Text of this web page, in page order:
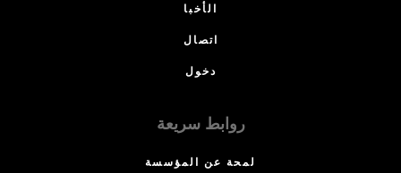
الأخبا
اتصال
دخول
روابط سريعة
لمحة عن المؤسسة